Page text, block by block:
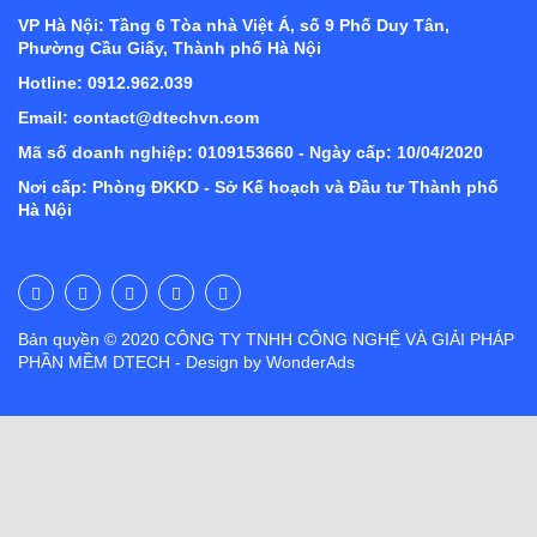
VP Hà Nội: Tầng 6 Tòa nhà Việt Á, số 9 Phố Duy Tân,
Phường Cầu Giấy, Thành phố Hà Nội
Hotline: 0912.962.039
Email: contact@dtechvn.com
Mã số doanh nghiệp: 0109153660 - Ngày cấp: 10/04/2020
Nơi cấp: Phòng ĐKKD - Sở Kế hoạch và Đầu tư Thành phố
Hà Nội
Bản quyền © 2020 CÔNG TY TNHH CÔNG NGHỆ VÀ GIẢI PHÁP
PHẦN MỀM DTECH - Design by WonderAds